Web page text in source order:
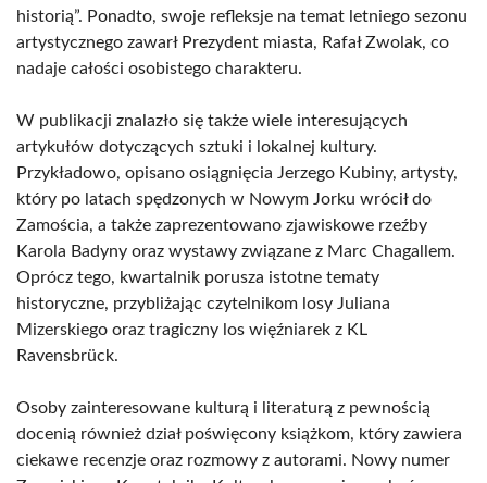
historią”. Ponadto, swoje refleksje na temat letniego sezonu
artystycznego zawarł Prezydent miasta, Rafał Zwolak, co
nadaje całości osobistego charakteru.
W publikacji znalazło się także wiele interesujących
artykułów dotyczących sztuki i lokalnej kultury.
Przykładowo, opisano osiągnięcia Jerzego Kubiny, artysty,
który po latach spędzonych w Nowym Jorku wrócił do
Zamościa, a także zaprezentowano zjawiskowe rzeźby
Karola Badyny oraz wystawy związane z Marc Chagallem.
Oprócz tego, kwartalnik porusza istotne tematy
historyczne, przybliżając czytelnikom losy Juliana
Mizerskiego oraz tragiczny los więźniarek z KL
Ravensbrück.
Osoby zainteresowane kulturą i literaturą z pewnością
docenią również dział poświęcony książkom, który zawiera
ciekawe recenzje oraz rozmowy z autorami. Nowy numer